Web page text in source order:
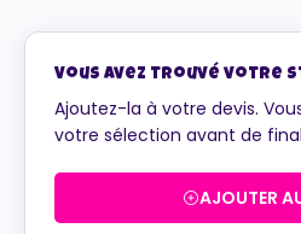
Vous avez trouvé votre
Ajoutez-la à votre devis.
votre sélection avant de
AJOUTER